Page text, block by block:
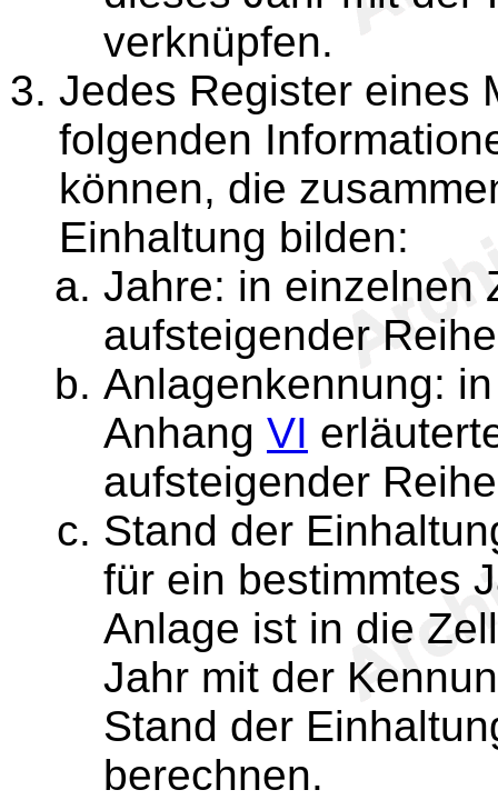
verknüpfen.
Jedes Register eines
folgenden
können, die
Einhaltung bilden:
Jahre: in einzelnen
aufsteigender
Anlagenkennung:
Anhang VI
aufsteigender
Stand der
für ein bestimmtes
Anlage ist in die
Jahr mit der
Stand der
berechnen.